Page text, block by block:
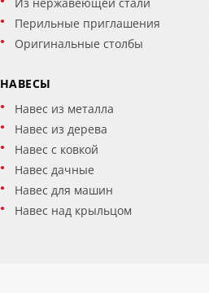
Перильные приглашения
Оригинальные столбы
НАВЕСЫ
Навес из металла
Навес из дерева
Навес с ковкой
Навес дачные
Навес для машин
Навес над крыльцом